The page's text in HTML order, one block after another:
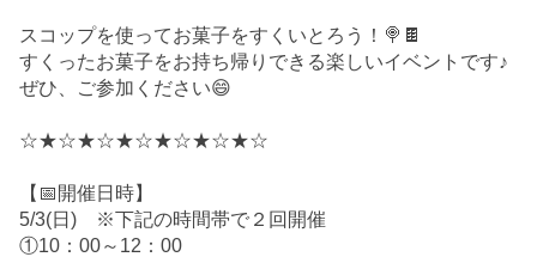
スコップを使ってお菓子をすくいとろう！🍭🍫
すくったお菓子をお持ち帰りできる楽しいイベントです♪
ぜひ、ご参加ください😄
☆★☆★☆★☆★☆★☆★☆
【📅開催日時】
5/3(日) ※下記の時間帯で２回開催
①10：00～12：00